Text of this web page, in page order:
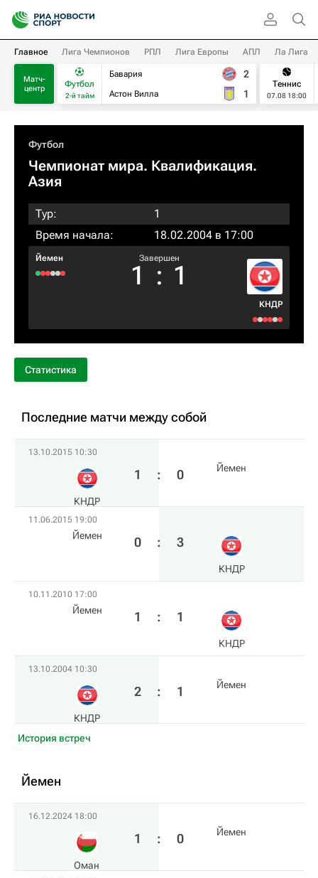
Главное Лига Чемпионов РПЛ Лига Европы АПЛ Ла Лига
Матч-
центр
Футбол
2-й тайм
Бавария
Астон Вилла
2
1
Теннис
07.08 18:00
Футбол
Чемпионат мира. Квалификация.
Азия
Тур:
1
Время начала:
18.02.2004 в 17:00
Йемен Завершен
1 : 1
КНДР
Статистика
Последние матчи между собой
13.10.2015 10:30
КНДР
1 : 0 Йемен
11.06.2015 19:00
Йемен 0 : 3
КНДР
10.11.2010 17:00
Йемен 1 : 1
КНДР
13.10.2004 10:30
КНДР
2 : 1 Йемен
История встреч
Йемен
16.12.2024 18:00
Оман
1 : 0 Йемен